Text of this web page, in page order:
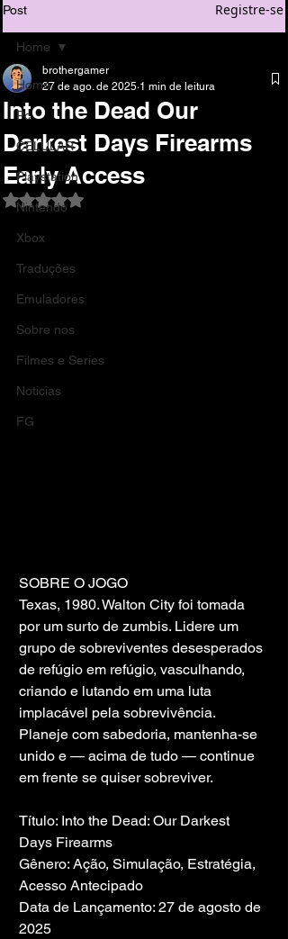
Post Registre-se
Home
Pc
CELULAR
Playstation
Nintendo
Xbox
Traduções
Emuladores
Sobre nos
Filmes e Series
Noticias
FG
Home
Into the Dead Our
Darkest Days Firearms
Early Access
brothergamer
27 de ago. de 2025 1 min de leitura
Avaliado com NaN de 5 estrelas.
SOBRE O JOGO
Texas, 1980. Walton City foi tomada
por um surto de zumbis. Lidere um
grupo de sobreviventes desesperados
de refúgio em refúgio, vasculhando,
criando e lutando em uma luta
implacável pela sobrevivência.
Planeje com sabedoria, mantenha-se
unido e — acima de tudo — continue
em frente se quiser sobreviver.
Título: Into the Dead: Our Darkest
Days Firearms
Gênero: Ação, Simulação, Estratégia,
Acesso Antecipado
Data de Lançamento: 27 de agosto de
2025